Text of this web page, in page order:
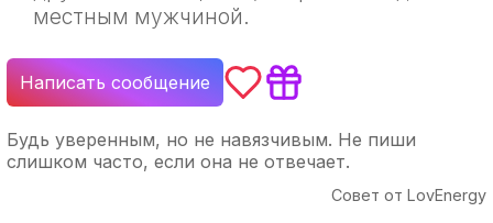
местным мужчиной.
Написать сообщение
Будь уверенным, но не навязчивым. Не пиши
слишком часто, если она не отвечает.
Совет от LovEnergy